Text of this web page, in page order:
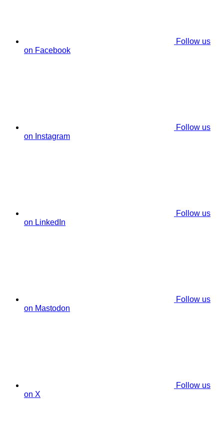
Follow us
on Facebook
Follow us
on Instagram
Follow us
on LinkedIn
Follow us
on Mastodon
Follow us
on X